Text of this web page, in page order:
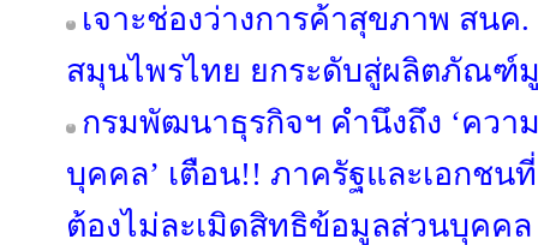
เจาะช่องว่างการค้าสุขภาพ สน
สมุนไพรไทย ยกระดับสู่ผลิตภัณฑ์
กรมพัฒนาธุรกิจฯ คำนึงถึง ‘คว
บุคคล’ เตือน!! ภาครัฐและเอกชน
ต้องไม่ละเมิดสิทธิข้อมูลส่วนบุคคล